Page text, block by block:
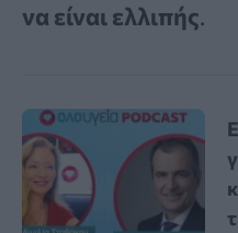
να είναι ελλιπής.